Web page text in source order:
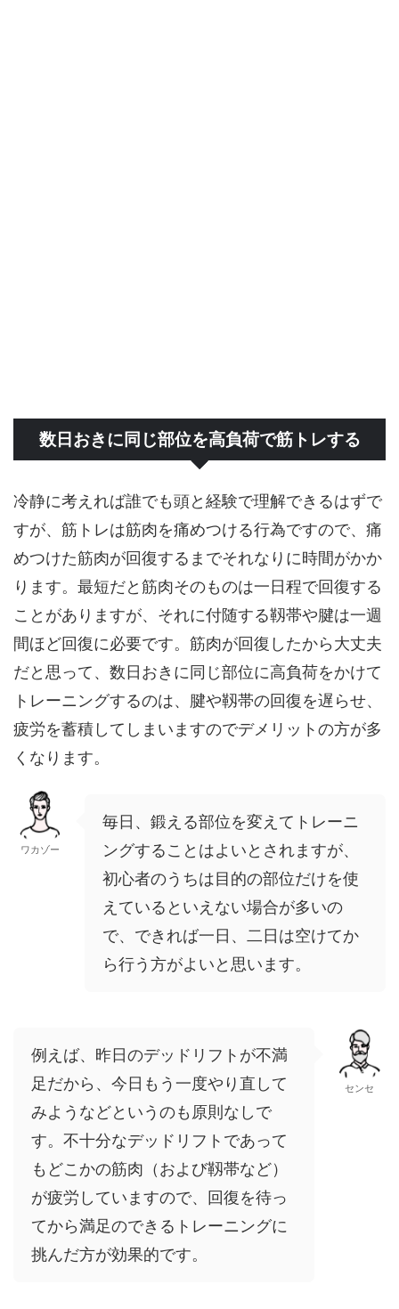
数日おきに同じ部位を高負荷で筋トレする
冷静に考えれば誰でも頭と経験で理解できるはずで
すが、筋トレは筋肉を痛めつける行為ですので、痛
めつけた筋肉が回復するまでそれなりに時間がかか
ります。最短だと筋肉そのものは一日程で回復する
ことがありますが、それに付随する靱帯や腱は一週
間ほど回復に必要です。筋肉が回復したから大丈夫
だと思って、数日おきに同じ部位に高負荷をかけて
トレーニングするのは、腱や靱帯の回復を遅らせ、
疲労を蓄積してしまいますのでデメリットの方が多
くなります。
ワカゾー
毎日、鍛える部位を変えてトレーニ
ングすることはよいとされますが、
初心者のうちは目的の部位だけを使
えているといえない場合が多いの
で、できれば一日、二日は空けてか
ら行う方がよいと思います。
例えば、昨日のデッドリフトが不満
足だから、今日もう一度やり直して
みようなどというのも原則なしで
す。不十分なデッドリフトであって
もどこかの筋肉（および靱帯など）
が疲労していますので、回復を待っ
てから満足のできるトレーニングに
挑んだ方が効果的です。
センセ